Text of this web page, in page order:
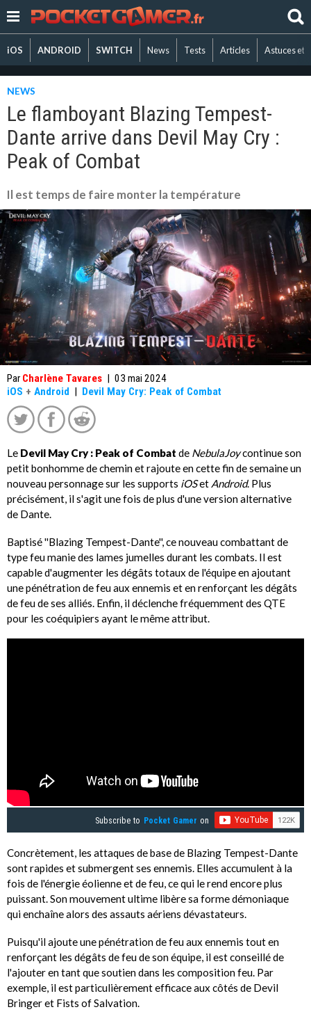
iOS ANDROID SWITCH News Tests Articles Astuces et
NEWS
Le flamboyant Blazing Tempest-
Dante arrive dans Devil May Cry :
Peak of Combat
Il est temps de faire monter la température
Par Charlène Tavares | 03 mai 2024
iOS + Android | Devil May Cry: Peak of Combat
Le Devil May Cry : Peak of Combat de NebulaJoycontinue son
petit bonhomme de chemin et rajoute en cette fin de semaine un
nouveau personnage sur les supports iOSet Android. Plus
précisément, il s'agit une fois de plus d'une version alternative
de Dante.
Baptisé ''Blazing Tempest-Dante'', ce nouveau combattant de
type feu manie des lames jumelles durant les combats. Il est
capable d'augmenter les dégâts totaux de l'équipe en ajoutant
une pénétration de feu aux ennemis et en renforçant les dégâts
de feu de ses alliés. Enfin, il déclenche fréquemment des QTE
pour les coéquipiers ayant le même attribut.
Subscribe to Pocket Gamer on
Concrètement, les attaques de base de Blazing Tempest-Dante
sont rapides et submergent ses ennemis. Elles accumulent à la
fois de l'énergie éolienne et de feu, ce qui le rend encore plus
puissant. Son mouvement ultime libère sa forme démoniaque
qui enchaîne alors des assauts aériens dévastateurs.
Puisqu'il ajoute une pénétration de feu aux ennemis tout en
renforçant les dégâts de feu de son équipe, il est conseillé de
l'ajouter en tant que soutien dans les composition feu. Par
exemple, il est particulièrement efficace aux côtés de Devil
Bringer et Fists of Salvation.